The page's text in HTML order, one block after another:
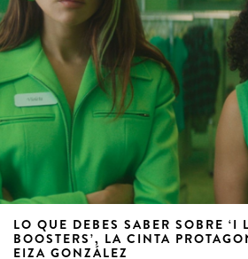
LO QUE DEBES SABER SOBRE ‘I
BOOSTERS’, LA CINTA
EIZA GONZÁLEZ